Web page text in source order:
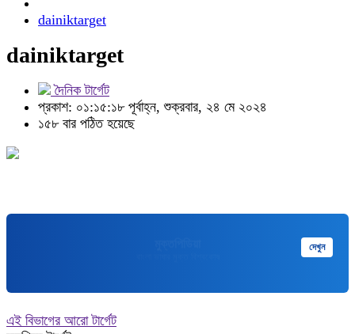
dainiktarget
dainiktarget
দৈনিক টার্গেট
প্রকাশ: ০১:১৫:১৮ পূর্বাহ্ন, শুক্রবার, ২৪ মে ২০২৪
১৫৮ বার পঠিত হয়েছে
দেখুন
এই বিভাগের আরো টার্গেট